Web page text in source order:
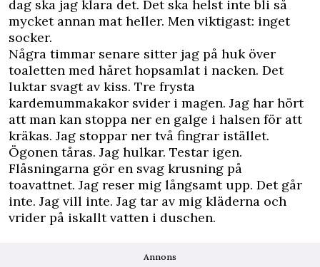
dag ska jag klara det. Det ska helst inte bli så
mycket annan mat heller. Men viktigast: inget
socker.
Några timmar senare sitter jag på huk över
toaletten med håret hopsamlat i nacken. Det
luktar svagt av kiss. Tre frysta
kardemummakakor svider i magen. Jag har hört
att man kan stoppa ner en galge i halsen för att
kräkas. Jag stoppar ner två fingrar istället.
Ögonen tåras. Jag hulkar. Testar igen.
Flåsningarna gör en svag krusning på
toavattnet. Jag reser mig långsamt upp. Det går
inte. Jag vill inte. Jag tar av mig kläderna och
vrider på iskallt vatten i duschen.
Annons